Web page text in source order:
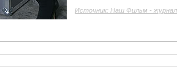
Источник: Наш Фильм - журнал